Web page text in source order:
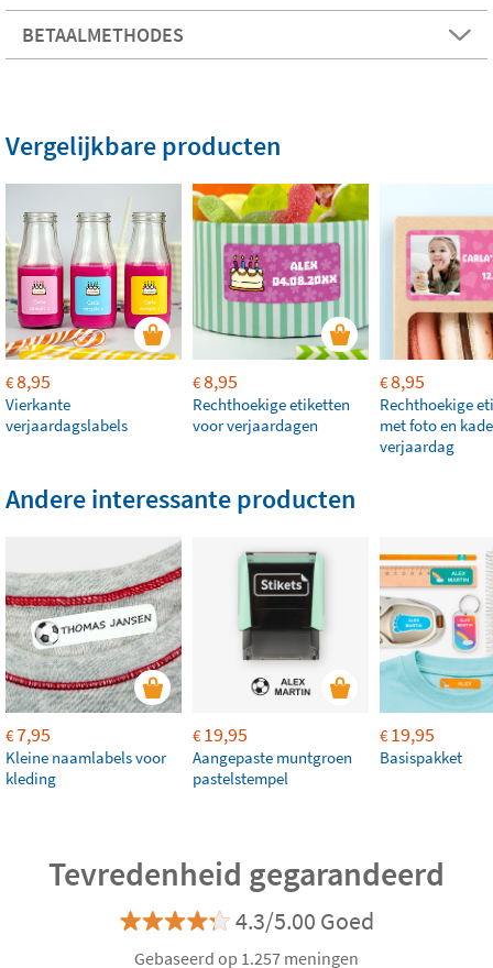
BETAALMETHODES
Vergelijkbare producten
€8,95
Vierkante
verjaardagslabels
€8,95
Rechthoekige etiketten
voor verjaardagen
€8,95
Rechthoekige
met foto en
verjaardag
Andere interessante producten
€7,95
Kleine naamlabels voor
kleding
€19,95
Aangepaste muntgroen
pastelstempel
€19,95
Basispakket
Tevredenheid gegarandeerd
4.3/5.00 Goed
Gebaseerd op 1.257 meningen